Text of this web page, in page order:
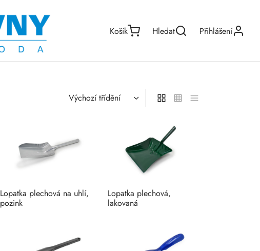
Košík Hledat Přihlášení
Lopatka plechová na uhlí,
pozink
Lopatka plechová,
lakovaná